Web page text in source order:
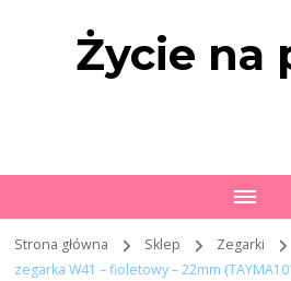
Życie na
Strona główna Sklep Zegarki
zegarka W41 – fioletowy – 22mm